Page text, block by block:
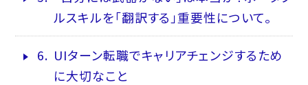
ルスキルを「翻訳する」重要性について。
6. UIターン転職でキャリアチェンジするため
に大切なこと